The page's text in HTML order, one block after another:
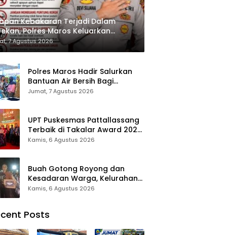
Kebakaran Terjadi Dalam
Polres Maros Keluarkan
kepada Masyarakat
7 Agustus 2026
Polres Maros Hadir Salurkan
Bantuan Air Bersih Bagi
Masyarakat Terdampak Krisis
Jumat, 7 Agustus 2026
UPT Puskesmas Pattallassang
Terbaik di Takalar Award 2026,
Bukti Komitmen Hadirkan
Kamis, 6 Agustus 2026
Buah Gotong Royong dan
Kesadaran Warga, Kelurahan
Patte’ne Menjadi Bintang
Kamis, 6 Agustus 2026
Posts